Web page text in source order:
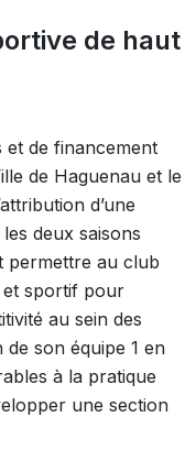
de haut
et de financement
de Haguenau et le
d’une
deux saisons
permettre au club
et sportif pour
au sein des
son équipe 1 en
à la pratique
une section